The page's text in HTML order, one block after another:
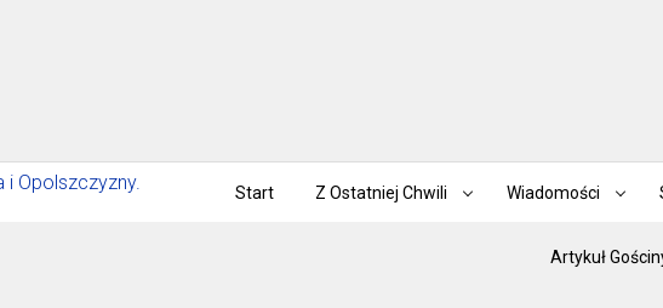
Start Z Ostatniej Chwili Wiadomości
Artykuł